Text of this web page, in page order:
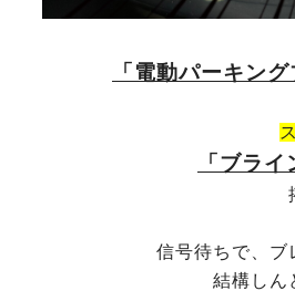
「電動パーキン
「ブラ
信号待ちで、ブ
結構しん